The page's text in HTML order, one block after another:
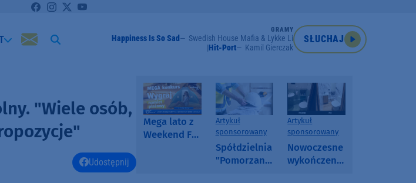
GRAMY
Happiness Is So Sad
Swedish House Mafia & Lykke Li
Hit-Port
Kamil Gierczak
SŁUCHAJ
"Wiele osób,
Udostępnij
Mega lato z
Weekend FM
Artykuł
sponsorowany
Spółdzielnia
"Pomorzanka"
Artykuł
sponsorowany
Nowoczesne
wykończenia